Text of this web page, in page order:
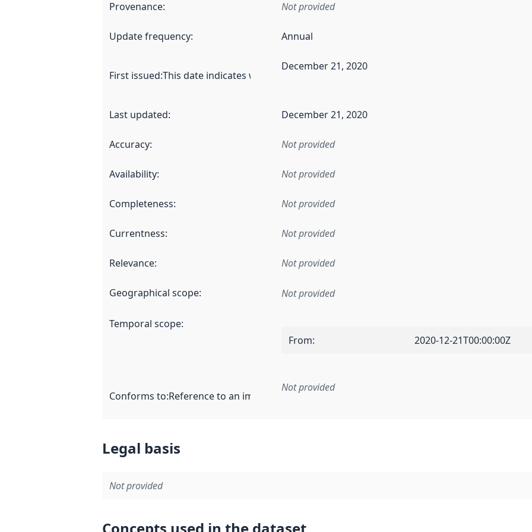
Provenance: Not provided
Update frequency: Annual
First issued:This date indicates when the data in this dataset was first released. It may have
December 21, 2020
Last updated: December 21, 2020
Accuracy: Not provided
Availability: Not provided
Completeness: Not provided
Currentness: Not provided
Relevance: Not provided
Geographical scope: Not provided
Temporal scope:
From: 2020-12-21T00:00:00Z
Conforms to:Reference to an implementation rule or other specification that forms the basis
Not provided
Legal basis
Not provided
Concepts used in the dataset